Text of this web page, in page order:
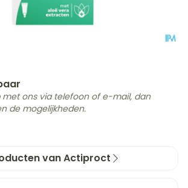
ons via telefoon of e-mail, dan
de mogelijkheden.
van Actiproct